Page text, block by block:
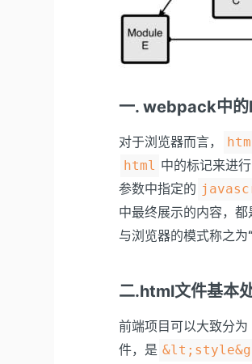
一. webpack中
对于浏览器而言，
html 中的标记来进
参数中指定的
中最终展示的内容，都
与浏览器的模式称之为
二.html文件基本
前端项目可以大致分为
件，是